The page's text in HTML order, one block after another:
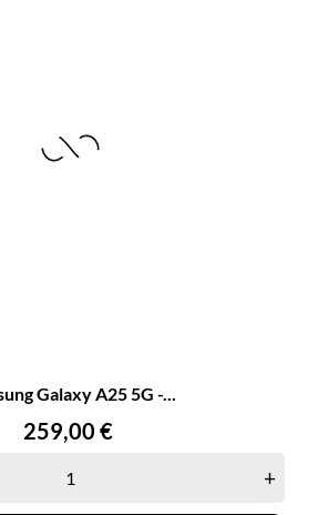
Galaxy A25 5G -...
Precio
259,00 €
+